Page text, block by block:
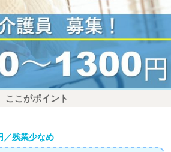
ここがポイント
／残業少なめ